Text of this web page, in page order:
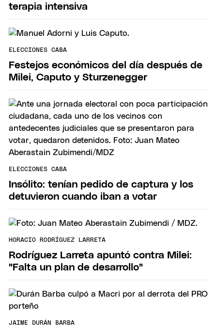
terapia intensiva
ELECCIONES CABA
Festejos económicos del día después de
Milei, Caputo y Sturzenegger
ELECCIONES CABA
Insólito: tenían pedido de captura y los
detuvieron cuando iban a votar
HORACIO RODRÍGUEZ LARRETA
Rodríguez Larreta apuntó contra Milei:
"Falta un plan de desarrollo"
JAIME DURÁN BARBA